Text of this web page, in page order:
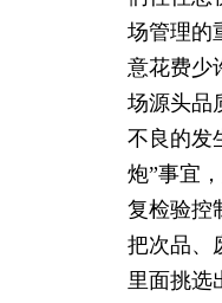
场管理的
意花费少
场源头品
不良的发
炮”事宜
复检验控
把次品、
里面挑选